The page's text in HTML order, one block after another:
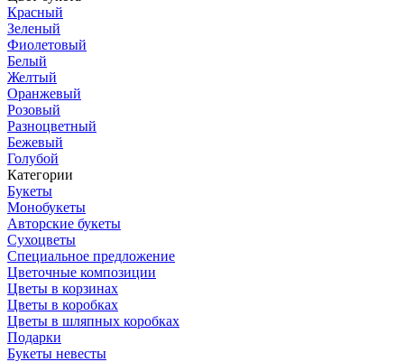
Красный
Зеленый
Фиолетовый
Белый
Желтый
Оранжевый
Розовый
Разноцветный
Бежевый
Голубой
Категории
Букеты
Монобукеты
Авторские букеты
Сухоцветы
Специальное предложение
Цветочные композиции
Цветы в корзинах
Цветы в коробках
Цветы в шляпных коробках
Подарки
Букеты невесты